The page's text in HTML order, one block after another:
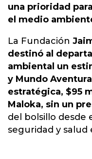
una prioridad
el medio
La Fundación
destinó al
ambiental un
y Mundo
estratégica, $95
Maloka, sin un
del bolsillo desde
seguridad y salud